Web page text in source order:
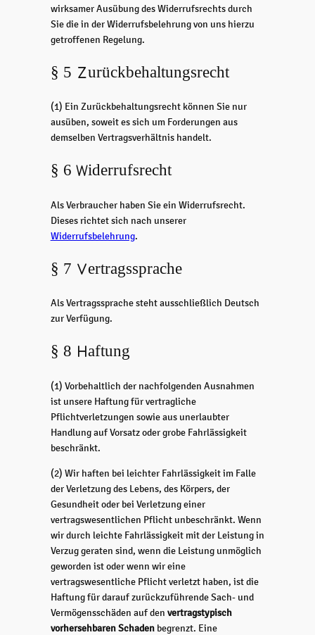
wirksamer Ausübung des Widerrufsrechts durch
Sie die in der Widerrufsbelehrung von uns hierzu
getroffenen Regelung.
§ 5 Zurückbehaltungsrecht
(1) Ein Zurückbehaltungsrecht können Sie nur
ausüben, soweit es sich um Forderungen aus
demselben Vertragsverhältnis handelt.
§ 6 Widerrufsrecht
Als Verbraucher haben Sie ein Widerrufsrecht.
Dieses richtet sich nach unserer
Widerrufsbelehrung.
§ 7 Vertragssprache
Als Vertragssprache steht ausschließlich Deutsch
zur Verfügung.
§ 8 Haftung
(1) Vorbehaltlich der nachfolgenden Ausnahmen
ist unsere Haftung für vertragliche
Pflichtverletzungen sowie aus unerlaubter
Handlung auf Vorsatz oder grobe Fahrlässigkeit
beschränkt.
(2) Wir haften bei leichter Fahrlässigkeit im Falle
der Verletzung des Lebens, des Körpers, der
Gesundheit oder bei Verletzung einer
vertragswesentlichen Pflicht unbeschränkt. Wenn
wir durch leichte Fahrlässigkeit mit der Leistung in
Verzug geraten sind, wenn die Leistung unmöglich
geworden ist oder wenn wir eine
vertragswesentliche Pflicht verletzt haben, ist die
Haftung für darauf zurückzuführende Sach- und
Vermögensschäden auf den vertragstypisch
vorhersehbaren Schadenbegrenzt. Eine